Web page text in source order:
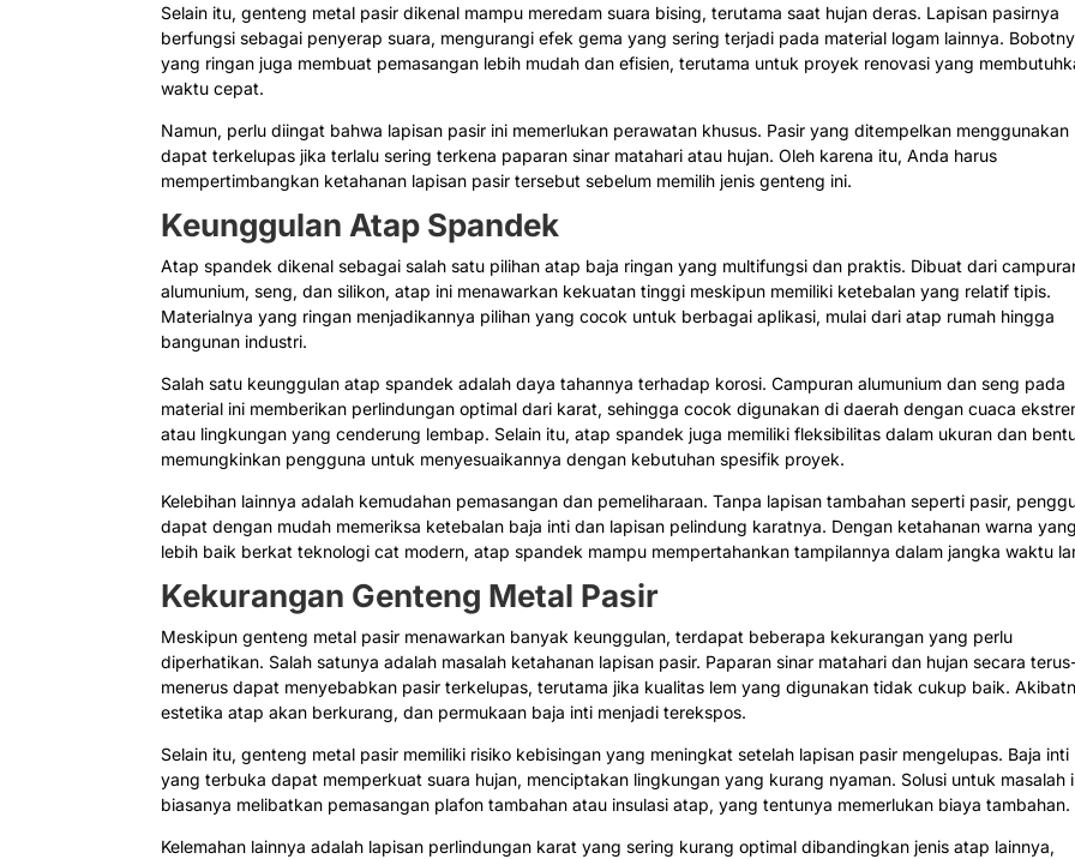
Selain itu, genteng metal pasir dikenal mampu meredam suara bising, terutama saat hujan deras. Lapisan pasirnya
berfungsi sebagai penyerap suara, mengurangi efek gema yang sering terjadi pada material logam lainnya.
yang ringan juga membuat pemasangan lebih mudah dan efisien, terutama untuk proyek renovasi yang
waktu cepat.
Namun, perlu diingat bahwa lapisan pasir ini memerlukan perawatan khusus. Pasir yang ditempelkan menggunakan
dapat terkelupas jika terlalu sering terkena paparan sinar matahari atau hujan. Oleh karena itu, Anda harus
mempertimbangkan ketahanan lapisan pasir tersebut sebelum memilih jenis genteng ini.
Keunggulan Atap Spandek
Atap spandek dikenal sebagai salah satu pilihan atap baja ringan yang multifungsi dan praktis. Dibuat dari
alumunium, seng, dan silikon, atap ini menawarkan kekuatan tinggi meskipun memiliki ketebalan yang relatif tipis.
Materialnya yang ringan menjadikannya pilihan yang cocok untuk berbagai aplikasi, mulai dari atap rumah hingga
bangunan industri.
Salah satu keunggulan atap spandek adalah daya tahannya terhadap korosi. Campuran alumunium dan seng pada
material ini memberikan perlindungan optimal dari karat, sehingga cocok digunakan di daerah dengan cuaca
atau lingkungan yang cenderung lembap. Selain itu, atap spandek juga memiliki fleksibilitas dalam ukuran dan
memungkinkan pengguna untuk menyesuaikannya dengan kebutuhan spesifik proyek.
Kelebihan lainnya adalah kemudahan pemasangan dan pemeliharaan. Tanpa lapisan tambahan seperti pasir,
dapat dengan mudah memeriksa ketebalan baja inti dan lapisan pelindung karatnya. Dengan ketahanan warna yang
lebih baik berkat teknologi cat modern, atap spandek mampu mempertahankan tampilannya dalam jangka waktu
Kekurangan Genteng Metal Pasir
Meskipun genteng metal pasir menawarkan banyak keunggulan, terdapat beberapa kekurangan yang perlu
diperhatikan. Salah satunya adalah masalah ketahanan lapisan pasir. Paparan sinar matahari dan hujan secara
menerus dapat menyebabkan pasir terkelupas, terutama jika kualitas lem yang digunakan tidak cukup baik.
estetika atap akan berkurang, dan permukaan baja inti menjadi terekspos.
Selain itu, genteng metal pasir memiliki risiko kebisingan yang meningkat setelah lapisan pasir mengelupas. Baja inti
yang terbuka dapat memperkuat suara hujan, menciptakan lingkungan yang kurang nyaman. Solusi untuk masalah
biasanya melibatkan pemasangan plafon tambahan atau insulasi atap, yang tentunya memerlukan biaya tambahan.
Kelemahan lainnya adalah lapisan perlindungan karat yang sering kurang optimal dibandingkan jenis atap lainnya,